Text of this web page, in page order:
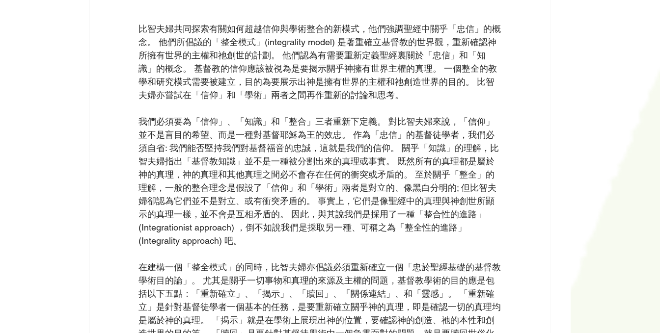
比智夫婦共同探索有關如何超越信仰與學術整合的新模式，他們強調聖經中關乎「忠信」的概
念。 他們所倡議的「整全模式」(integrality model) 是著重確立基督教的世界觀，重新確認神
所擁有世界的主權和祂創世的計劃。 他們認為有需要重新定義聖經裏關於「忠信」和「知
識」的概念。 基督教的信仰應該被視為是要揭示關乎神擁有世界主權的真理。 一個整全的教
學和研究模式需要被建立，目的為要展示出神是擁有世界的主權和祂創造世界的目的。 比智
夫婦亦嘗試在「信仰」和「學術」兩者之間再作重新的討論和思考。
我們必須要為「信仰」、「知識」和「整合」三者重新下定義。 對比智夫婦來說，「信仰」
並不是盲目的希望、而是一種對基督耶穌為王的效忠。 作為「忠信」的基督徒學者，我們必
須自省: 我們能否堅持我們對基督福音的忠誠，這就是我們的信仰。 關乎「知識」的理解，比
智夫婦指出「基督教知識」並不是一種被分割出來的真理或事實。 既然所有的真理都是屬於
神的真理，神的真理和其他真理之間必不會存在任何的衝突或矛盾的。 至於關乎「整全」的
理解，一般的整合理念是假設了「信仰」和「學術」兩者是對立的、像黑白分明的; 但比智夫
婦卻認為它們並不是對立、或有衝突矛盾的。 事實上，它們是像聖經中的真理與神創世所顯
示的真理一樣，並不會是互相矛盾的。 因此，與其說我們是採用了一種「整合性的進路」
(Integrationist approach) ，倒不如說我們是採取另一種、可稱之為「整全性的進路」
(Integrality approach) 吧。
在建構一個「整全模式」的同時，比智夫婦亦倡議必須重新確立一個「忠於聖經基礎的基督教
學術目的論」。 尤其是關乎一切事物和真理的來源及主權的問題，基督教學術的目的應是包
括以下五點：「重新確立」、「揭示」、「贖回」、「關係連結」、和「靈感」。 「重新確
立」是針對基督徒學者一個基本的任務，是要重新確立關乎神的真理，即是確認一切的真理均
是屬於神的真理。 「揭示」就是在學術上展現出神的位置，要確認神的創造、祂的本性和創